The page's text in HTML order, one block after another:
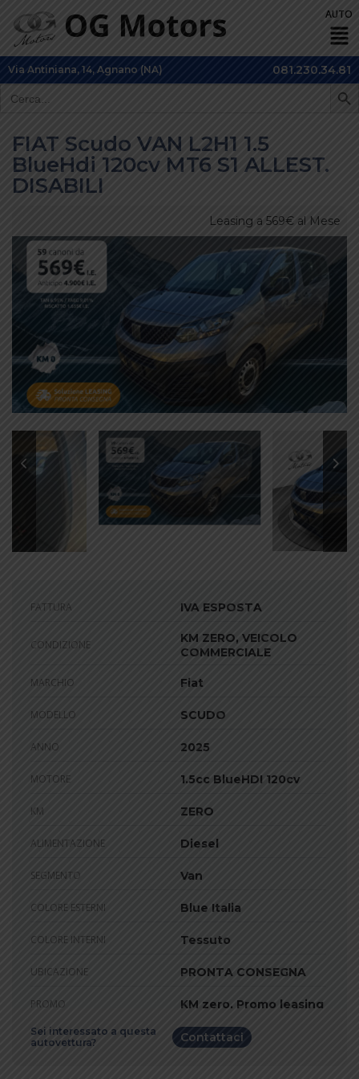
Via Antiniana, 14, Agnano (NA) 081.230.34.81
SEARCH
FIAT Scudo VAN L2H1 1.5
BlueHdi 120cv MT6 S1 ALLEST.
DISABILI
Leasing a 569€ al Mese
FATTURA IVA ESPOSTA
CONDIZIONE
KM ZERO, VEICOLO
COMMERCIALE
MARCHIO Fiat
MODELLO SCUDO
ANNO 2025
MOTORE 1.5cc BlueHDI 120cv
KM ZERO
ALIMENTAZIONE Diesel
SEGMENTO Van
COLORE ESTERNI Blue Italia
COLORE INTERNI Tessuto
UBICAZIONE PRONTA CONSEGNA
PROMO KM zero, Promo leasing
Sei interessato a questa
autovettura?
Contattaci